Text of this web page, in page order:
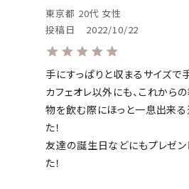
東京都 20代 女性
投稿日
2022/10/22
手にすっぱりと収まるサイズで
カフェオレ以外にも、これから
物を飲む際にほっと一息出来
た！
友達の誕生日などにもプレゼン
た！